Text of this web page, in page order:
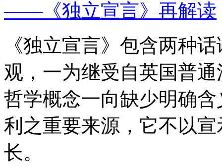
——《独立宣言》再解读
《独立宣言》包含两种
观，一为继受自英国普
哲学概念一向缺少明确
利之重要来源，它不以
长。